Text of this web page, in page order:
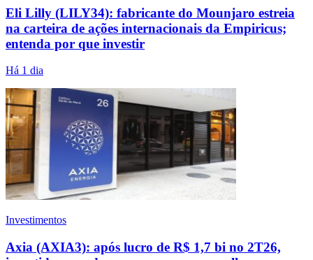
Eli Lilly (LILY34): fabricante do Mounjaro estreia
na carteira de ações internacionais da Empiricus;
entenda por que investir
Há 1 dia
Investimentos
Axia (AXIA3): após lucro de R$ 1,7 bi no 2T26,